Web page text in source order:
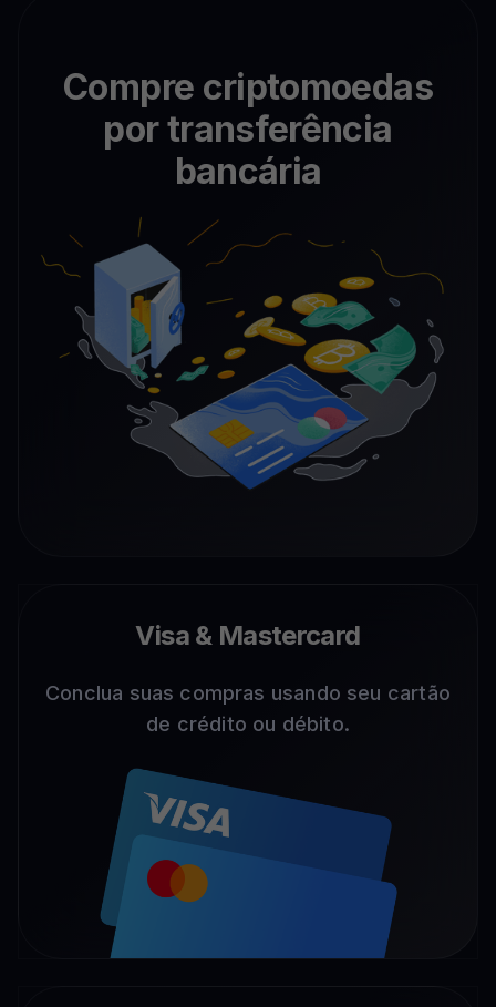
Compre criptomoedas
por transferência
bancária
Visa & Mastercard
Conclua suas compras usando seu cartão
de crédito ou débito.